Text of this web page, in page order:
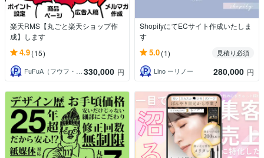
楽天RMS【丸ごと楽天ショップ作
成】します
4.9(15)
FuFuA（フウフ・エー）330,000 円
ShopifyにてECサイト作成いたしま
す
5.0(1)
見積り必須
Lino ーリノー
280,000 円